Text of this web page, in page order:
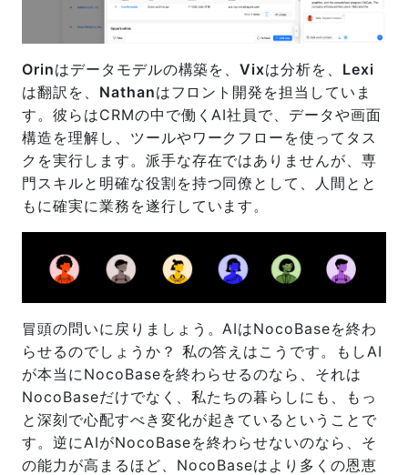
Orinはデータモデルの構築を、Vixは分析を、 Lexi
は翻訳を、 Nathanはフロント開発を担当していま
す。彼らはCRMの中で働くAI社員で、データや画面
構造を理解し、ツールやワークフローを使ってタス
クを実行します。派手な存在ではありませんが、専
門スキルと明確な役割を持つ同僚として、人間とと
もに確実に業務を遂行しています。
冒頭の問いに戻りましょう。AIはNocoBaseを終わ
らせるのでしょうか？ 私の答えはこうです。もしAI
が本当にNocoBaseを終わらせるのなら、それは
NocoBaseだけでなく、私たちの暮らしにも、もっ
と深刻で心配すべき変化が起きているということで
す。逆にAIがNocoBaseを終わらせないのなら、そ
の能力が高まるほど、NocoBaseはより多くの恩恵